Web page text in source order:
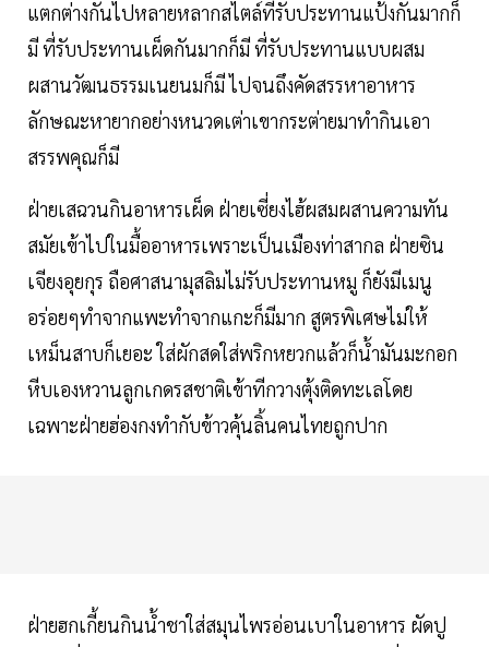
แตกต่างกันไปหลายหลากสไตล์ที่รับประทานแป้งกันมากก็
มี ที่รับประทานเผ็ดกันมากก็มี ที่รับประทานแบบผสม
ผสานวัฒนธรรมเนยนมก็มี ไปจนถึงคัดสรรหาอาหาร
ลักษณะหายากอย่างหนวดเต่าเขากระต่ายมาทำกินเอา
สรรพคุณก็มี
ฝ่ายเสฉวนกินอาหารเผ็ด ฝ่ายเซี่ยงไฮ้ผสมผสานความทัน
สมัยเข้าไปในมื้ออาหารเพราะเป็นเมืองท่าสากล ฝ่ายซิน
เจียงอุยกุร ถือศาสนามุสลิมไม่รับประทานหมู ก็ยังมีเมนู
อร่อยๆทำจากแพะทำจากแกะก็มีมาก สูตรพิเศษไม่ให้
เหม็นสาบก็เยอะ ใส่ผักสดใส่พริกหยวกแล้วก็น้ำมันมะกอก
หีบเองหวานลูกเกดรสชาติเข้าทีกวางตุ้งติดทะเลโดย
เฉพาะฝ่ายฮ่องกงทำกับข้าวคุ้นลิ้นคนไทยถูกปาก
ฝ่ายฮกเกี้ยนกินน้ำชาใส่สมุนไพรอ่อนเบาในอาหาร ผัดปู